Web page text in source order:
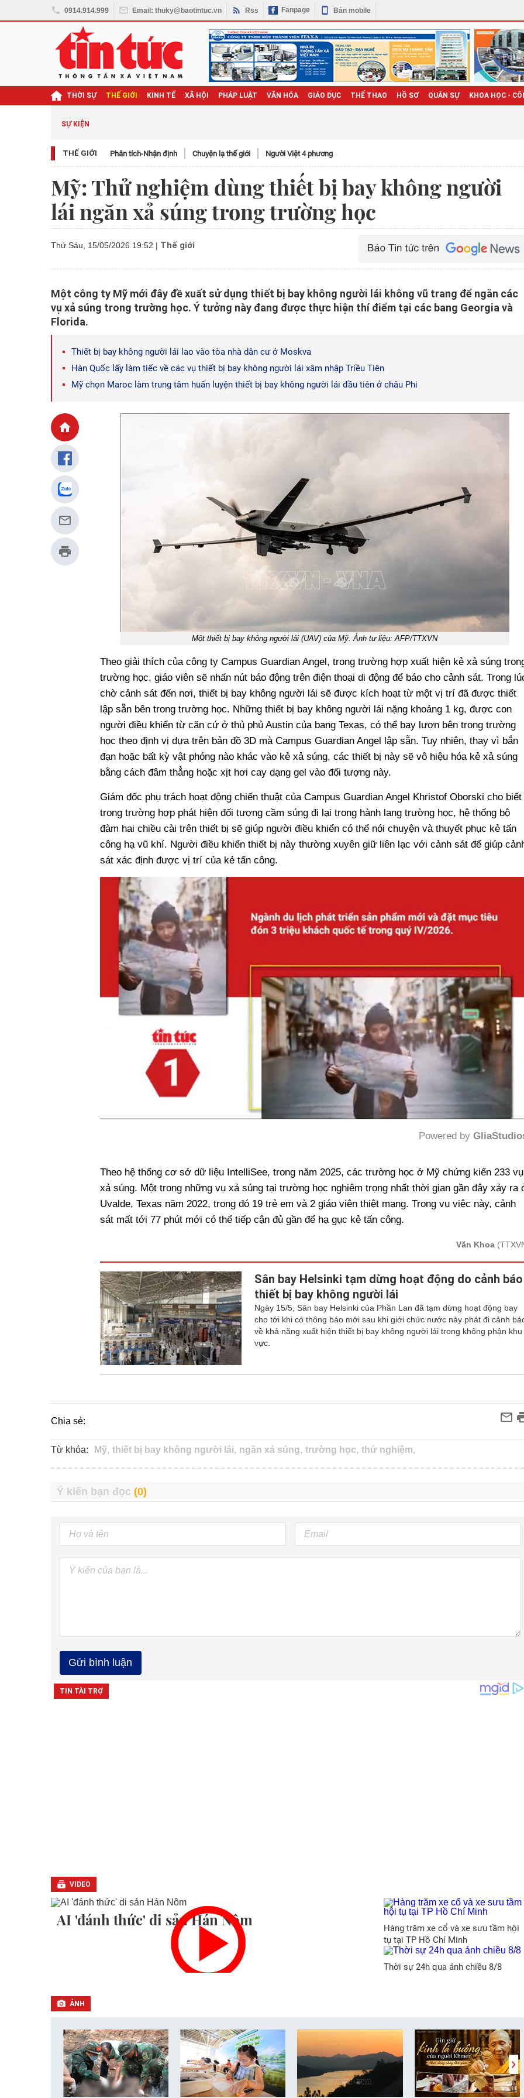
0914.914.999 Email: thuky@baotintuc.vn Rss Fanpage Bản mobile
THỜI SỰ THẾ GIỚI KINH TẾ XÃ HỘI PHÁP LUẬT VĂN HÓA GIÁO DỤC THỂ THAO HỒ SƠ QUÂN SỰ KHOA HỌC -
SỰ KIỆN
THẾ GIỚI Phân tích-Nhận định Chuyện lạ thế giới Người Việt 4 phương
Mỹ: Thử nghiệm dùng thiết bị bay không người
lái ngăn xả súng trong trường học
Thứ Sáu, 15/05/2026 19:52 | Thế giới
Một công ty Mỹ mới đây đề xuất sử dụng thiết bị bay không người lái không vũ trang để ngăn các
vụ xả súng trong trường học. Ý tưởng này đang được thực hiện thí điểm tại các bang Georgia và
Florida.
Thiết bị bay không người lái lao vào tòa nhà dân cư ở Moskva
Hàn Quốc lấy làm tiếc về các vụ thiết bị bay không người lái xâm nhập Triều Tiên
Mỹ chọn Maroc làm trung tâm huấn luyện thiết bị bay không người lái đầu tiên ở châu Phi
Một thiết bị bay không người lái (UAV) của Mỹ. Ảnh tư liệu: AFP/TTXVN
Theo giải thích của công ty Campus Guardian Angel, trong trường hợp xuất hiện kẻ xả súng
trường học, giáo viên sẽ nhấn nút báo động trên điện thoại di động để báo cho cảnh sát. Trong
chờ cảnh sát đến nơi, thiết bị bay không người lái sẽ được kích hoạt từ một vị trí đã được thiết
lập sẵn bên trong trường học. Những thiết bị bay không người lái nặng khoảng 1 kg, được con
người điều khiển từ căn cứ ở thủ phủ Austin của bang Texas, có thể bay lượn bên trong trường
học theo định vị dựa trên bản đồ 3D mà Campus Guardian Angel lập sẵn. Tuy nhiên, thay vì bắn
đạn hoặc bất kỳ vật phóng nào khác vào kẻ xả súng, các thiết bị này sẽ vô hiệu hóa kẻ xả súng
bằng cách đâm thẳng hoặc xịt hơi cay dạng gel vào đối tượng này.
Giám đốc phụ trách hoạt động chiến thuật của Campus Guardian Angel Khristof Oborski cho biết
trong trường hợp phát hiện đối tượng cầm súng đi lại trong hành lang trường học, hệ thống bộ
đàm hai chiều cài trên thiết bị sẽ giúp người điều khiển có thể nói chuyện và thuyết phục kẻ tấn
công hạ vũ khí. Người điều khiển thiết bị này thường xuyên giữ liên lạc với cảnh sát để giúp
sát xác định được vị trí của kẻ tấn công.
Powered by
Theo hệ thống cơ sở dữ liệu IntelliSee, trong năm 2025, các trường học ở Mỹ chứng kiến 233 vụ
xả súng. Một trong những vụ xả súng tại trường học nghiêm trọng nhất thời gian gần đây xảy ra
Uvalde, Texas năm 2022, trong đó 19 trẻ em và 2 giáo viên thiệt mạng. Trong vụ việc này, cảnh
sát mất tới 77 phút mới có thể tiếp cận đủ gần để hạ gục kẻ tấn công.
Văn Khoa
Sân bay Helsinki tạm dừng hoạt động do cảnh báo
thiết bị bay không người lái
Ngày 15/5, Sân bay Helsinki của Phần Lan đã tạm dừng hoạt động bay
cho tới khi có thông báo mới sau khi giới chức nước này phát đi cảnh
về khả năng xuất hiện thiết bị bay không người lái trong không phận khu
vực.
Chia sẻ:
Từ khóa: Mỹ, thiết bị bay không người lái, ngăn xả súng, trường học, thử nghiệm,
VIDEO
AI 'đánh thức' di sản Hán Nôm
Hàng trăm xe cổ và xe sưu tầm hội
tụ tại TP Hồ Chí Minh
Thời sự 24h qua ảnh chiều 8/8
ẢNH